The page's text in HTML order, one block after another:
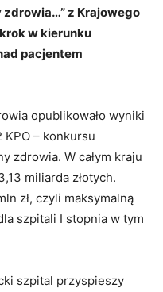
z Krajowego
w kierunku
pacjentem
opublikowało wyniki
KPO – konkursu
zdrowia. W całym kraju
miliarda złotych.
zł, czyli maksymalną
szpitali I stopnia w tym
szpital przyspieszy